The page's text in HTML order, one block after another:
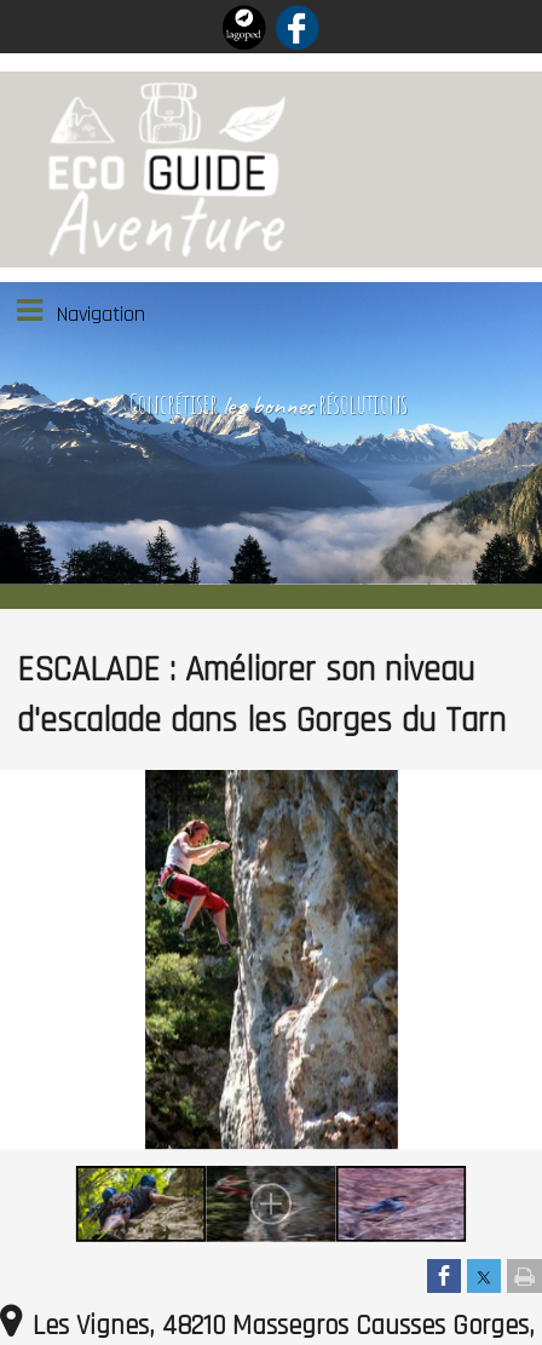
Navigation
Concrétiserles bonnesrésolutions
ESCALADE : Améliorer son niveau
d'escalade dans les Gorges du Tarn
Les Vignes, 48210 Massegros Causses Gorges,